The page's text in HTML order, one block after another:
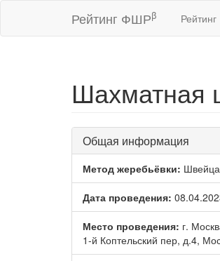
Рейтинг ФШРβ Рейтинг
Шахматная
Общая информация
Метод жеребьёвки:
Дата проведения:
Место проведения: г.
1-й Коптельский пер, д.4,